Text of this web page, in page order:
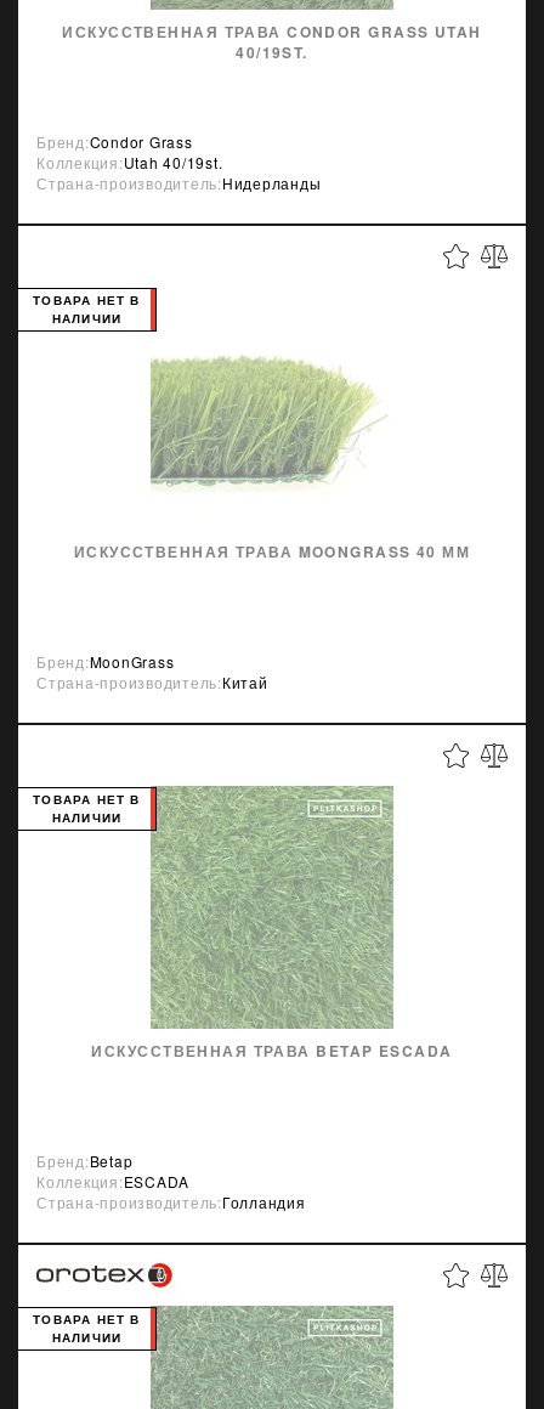
ИСКУССТВЕННАЯ ТРАВА CONDOR GRASS UTAH
40/19ST.
Бренд:Condor Grass
Коллекция:Utah 40/19st.
Страна-производитель:Нидерланды
ИСКУССТВЕННАЯ ТРАВА MOONGRASS 40 ММ
ТОВАРА НЕТ В
НАЛИЧИИ
Бренд:MoonGrass
Страна-производитель:Китай
ИСКУССТВЕННАЯ ТРАВА BETAP ESCADA
ТОВАРА НЕТ В
НАЛИЧИИ
Бренд:Betap
Коллекция:ESCADA
Страна-производитель:Голландия
ТОВАРА НЕТ В
НАЛИЧИИ